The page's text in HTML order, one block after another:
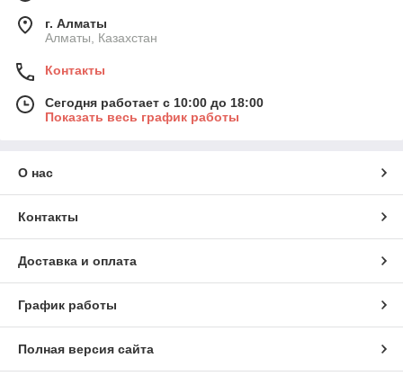
г. Алматы
Алматы, Казахстан
Контакты
Сегодня работает с 10:00 до 18:00
Показать весь график работы
О нас
Контакты
Доставка и оплата
График работы
Полная версия сайта